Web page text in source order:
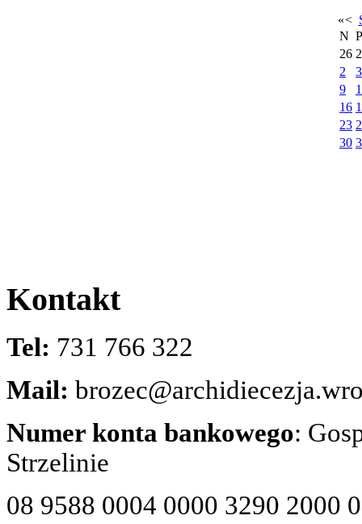
«<
N P
26
2
3
9
16
23
30
Kontakt
Tel: 731 766 322
Mail:
Numer konta bankowego:
Strzelinie
08 9588 0004 0000 3290 2000